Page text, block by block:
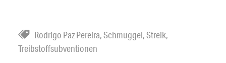
Rodrigo Paz Pereira,Schmuggel,Streik,
Treibstoffsubventionen